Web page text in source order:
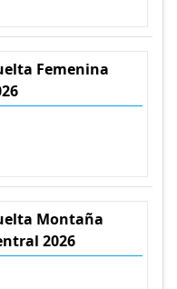
Femenina
Montaña
2026